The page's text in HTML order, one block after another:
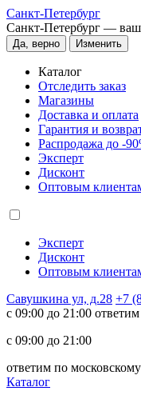
Санкт-Петербург
Санкт-Петербург —
Да, верно Изменить
Каталог
Отследить заказ
Магазины
Доставка и оплата
Гарантия и
Распродажа до -
Эксперт
Дисконт
Оптовым
Эксперт
Дисконт
Оптовым
Савушкина ул, д.28 +7
c 09:00 до 21:00
c 09:00 до 21:00
ответим по
Каталог